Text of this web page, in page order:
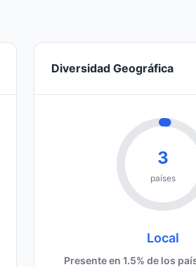
Diversidad Geográfica
3
países
Local
Presente en 1.5% de los